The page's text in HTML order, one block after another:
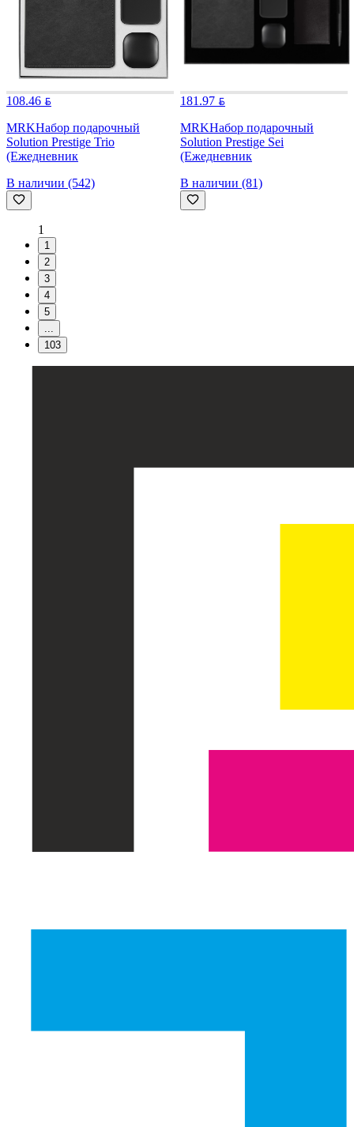
108.46
MRKНабор подарочный
Solution Prestige Trio
(Ежедневник
В наличии (542)
181.97
MRKНабор подарочный
Solution Prestige Sei
(Ежедневник
В наличии (81)
1
1
2
3
4
5
103